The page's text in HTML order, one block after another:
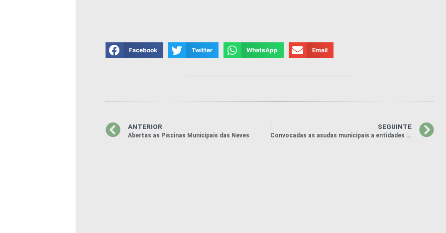
Facebook Twitter WhatsApp Email
ANTERIOR
Abertas as Piscinas Municipais das Neves
SEGUINTE
Convocadas as axudas municipais a entidades sen fins de lucro